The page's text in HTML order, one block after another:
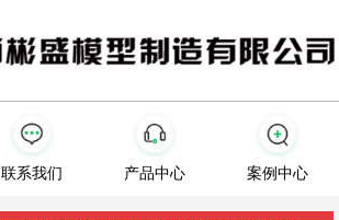
联系我们 产品中心 案例中心